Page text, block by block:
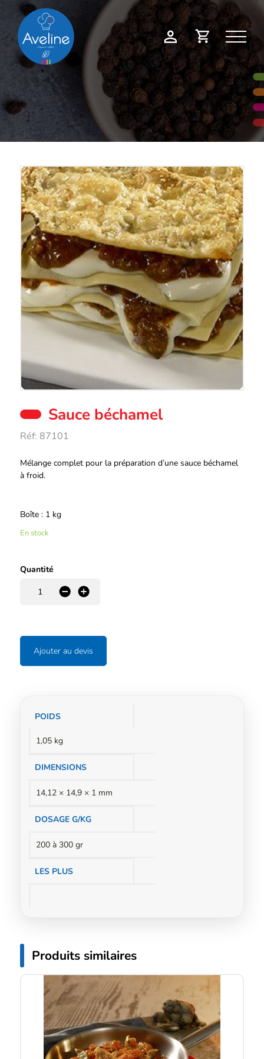
Mon
compte
Demande
de
devis
Sauce béchamel
Réf: 87101
Description
Mélange complet pour la préparation d’une sauce béchamel
à froid.
Boîte : 1 kg
En stock
Quantité
+
-
Ajouter au devis
Informations
POIDS
1,05 kg
DIMENSIONS
14,12 × 14,9 × 1 mm
DOSAGE G/KG
200 à 300 gr
LES PLUS
Produits similaires
Panneau de gestion des cookies